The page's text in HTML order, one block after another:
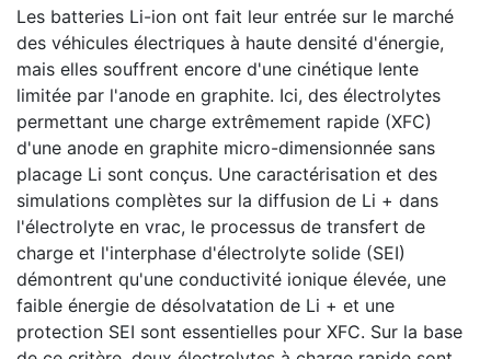
Les batteries Li-ion ont fait leur entrée sur le marché
des véhicules électriques à haute densité d'énergie,
mais elles souffrent encore d'une cinétique lente
limitée par l'anode en graphite. Ici, des électrolytes
permettant une charge extrêmement rapide (XFC)
d'une anode en graphite micro-dimensionnée sans
placage Li sont conçus. Une caractérisation et des
simulations complètes sur la diffusion de Li + dans
l'électrolyte en vrac, le processus de transfert de
charge et l'interphase d'électrolyte solide (SEI)
démontrent qu'une conductivité ionique élevée, une
faible énergie de désolvatation de Li + et une
protection SEI sont essentielles pour XFC. Sur la base